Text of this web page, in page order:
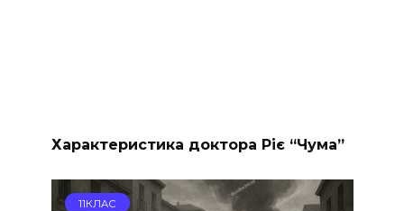
Характеристика доктора Ріє “Чума”
11КЛАС